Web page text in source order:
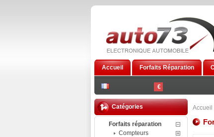
€
Accueil Forfaits Réparation
Catégories
Forfaits réparation
Compteurs
Accueil